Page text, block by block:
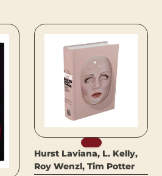
Hurst Laviana, L. Kelly,
Roy Wenzl, Tim Potter